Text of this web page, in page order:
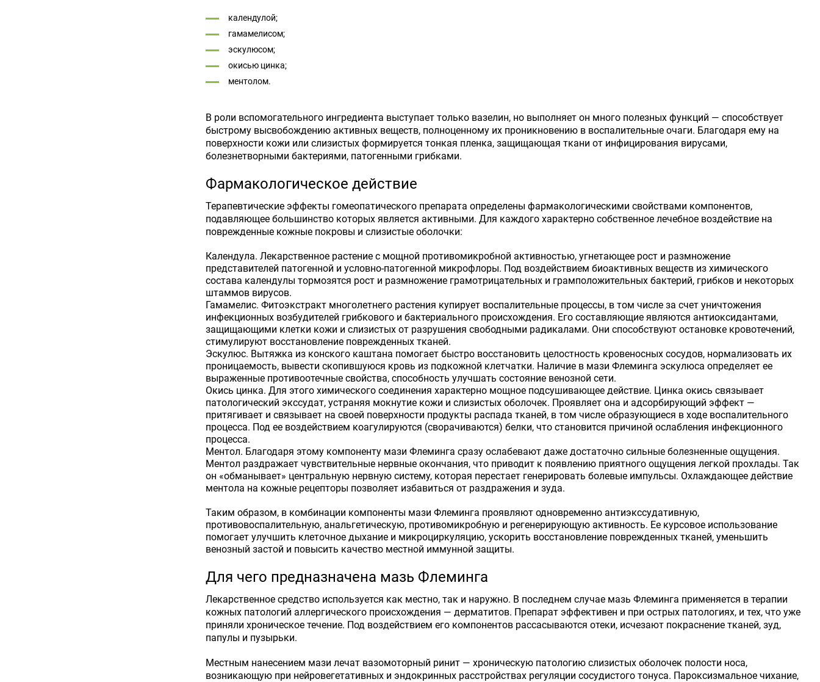
календулой;
гамамелисом;
эскулюсом;
окисью цинка;
ментолом.
В роли вспомогательного ингредиента выступает только вазелин, но выполняет он много полезных функций — способствует
быстрому высвобождению активных веществ, полноценному их проникновению в воспалительные очаги. Благодаря ему на
поверхности кожи или слизистых формируется тонкая пленка, защищающая ткани от инфицирования вирусами,
болезнетворными бактериями, патогенными грибками.
Фармакологическое действие
Терапевтические эффекты гомеопатического препарата определены фармакологическими свойствами компонентов,
подавляющее большинство которых является активными. Для каждого характерно собственное лечебное воздействие на
поврежденные кожные покровы и слизистые оболочки:
Календула. Лекарственное растение с мощной противомикробной активностью, угнетающее рост и размножение
представителей патогенной и условно-патогенной микрофлоры. Под воздействием биоактивных веществ из химического
состава календулы тормозятся рост и размножение грамотрицательных и грамположительных бактерий, грибков и некоторых
штаммов вирусов.
Гамамелис. Фитоэкстракт многолетнего растения купирует воспалительные процессы, в том числе за счет уничтожения
инфекционных возбудителей грибкового и бактериального происхождения. Его составляющие являются антиоксидантами,
защищающими клетки кожи и слизистых от разрушения свободными радикалами. Они способствуют остановке кровотечений,
стимулируют восстановление поврежденных тканей.
Эскулюс. Вытяжка из конского каштана помогает быстро восстановить целостность кровеносных сосудов, нормализовать их
проницаемость, вывести скопившуюся кровь из подкожной клетчатки. Наличие в мази Флеминга эскулюса определяет ее
выраженные противоотечные свойства, способность улучшать состояние венозной сети.
Окись цинка. Для этого химического соединения характерно мощное подсушивающее действие. Цинка окись связывает
патологический экссудат, устраняя мокнутие кожи и слизистых оболочек. Проявляет она и адсорбирующий эффект —
притягивает и связывает на своей поверхности продукты распада тканей, в том числе образующиеся в ходе воспалительного
процесса. Под ее воздействием коагулируются (сворачиваются) белки, что становится причиной ослабления инфекционного
процесса.
Ментол. Благодаря этому компоненту мази Флеминга сразу ослабевают даже достаточно сильные болезненные ощущения.
Ментол раздражает чувствительные нервные окончания, что приводит к появлению приятного ощущения легкой прохлады. Так
он «обманывает» центральную нервную систему, которая перестает генерировать болевые импульсы. Охлаждающее действие
ментола на кожные рецепторы позволяет избавиться от раздражения и зуда.
Таким образом, в комбинации компоненты мази Флеминга проявляют одновременно антиэкссудативную,
противовоспалительную, анальгетическую, противомикробную и регенерирующую активность. Ее курсовое использование
помогает улучшить клеточное дыхание и микроциркуляцию, ускорить восстановление поврежденных тканей, уменьшить
венозный застой и повысить качество местной иммунной защиты.
Для чего предназначена мазь Флеминга
Лекарственное средство используется как местно, так и наружно. В последнем случае мазь Флеминга применяется в терапии
кожных патологий аллергического происхождения — дерматитов. Препарат эффективен и при острых патологиях, и тех, что уже
приняли хроническое течение. Под воздействием его компонентов рассасываются отеки, исчезают покраснение тканей, зуд,
папулы и пузырьки.
Местным нанесением мази лечат вазомоторный ринит — хроническую патологию слизистых оболочек полости носа,
возникающую при нейровегетативных и эндокринных расстройствах регуляции сосудистого тонуса. Пароксизмальное чихание,